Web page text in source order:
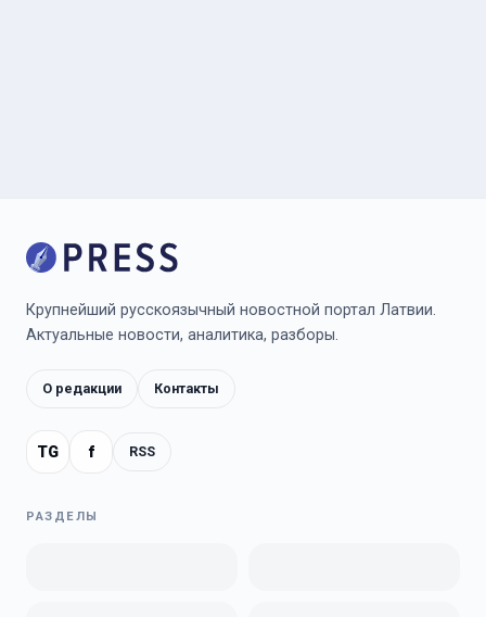
Крупнейший русскоязычный новостной портал Латвии.
Актуальные новости, аналитика, разборы.
О редакции Контакты
TG f RSS
РАЗДЕЛЫ